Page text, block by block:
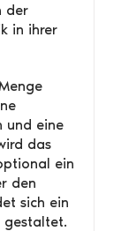
der
in ihrer
und eine
das
ein
den
sich ein
gestaltet.